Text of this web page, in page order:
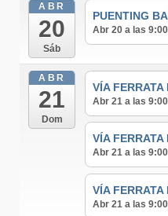
ABR
20
Sáb
PUENTING
Abr 20 a las
ABR
21
Dom
VÍA
Abr 21 a las
VÍA
Abr 21 a las
VÍA
Abr 21 a las